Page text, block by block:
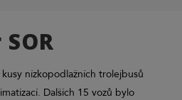
nízkopodlažních trolejbusů
Dalších 15 vozů bylo